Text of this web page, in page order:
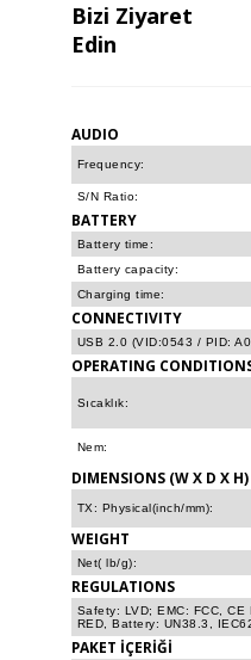
Bizi Ziyaret
Edin
AUDIO
Frequency:
S/N Ratio:
BATTERY
Battery time:
Battery capacity:
Charging time:
CONNECTIVITY
USB 2.0 (VID:0543 / PID:
OPERATING
Sıcaklık:
Nem:
DIMENSIONS (W X D X H)
TX: Physical(inch/mm):
WEIGHT
Net( lb/g):
REGULATIONS
Safety: LVD; EMC: FCC, CE
RED, Battery: UN38.3,
PAKET İÇERİĞİ